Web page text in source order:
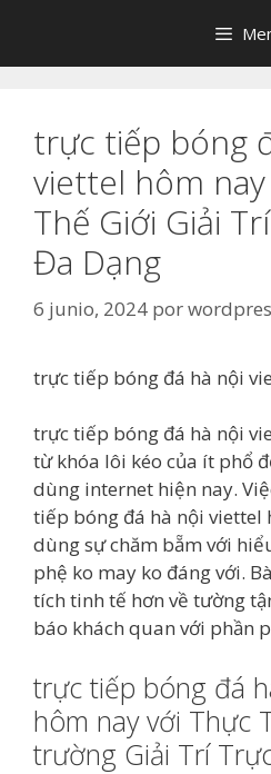
contenido
trực tiếp bóng
viettel hôm nay
Thế Giới Giải
Đa Dạng
6 junio, 2024 por
trực tiếp bóng đá hà nội
trực tiếp bóng đá hà nội
từ khóa lôi kéo của ít phổ
dùng internet hiện nay.
tiếp bóng đá hà nội viettel
dùng sự chăm bẵm với
phệ ko may ko đáng với.
tích tinh tế hơn về tường
báo khách quan với phần
trực tiếp bóng đá
hôm nay với Thực
trường Giải Trí